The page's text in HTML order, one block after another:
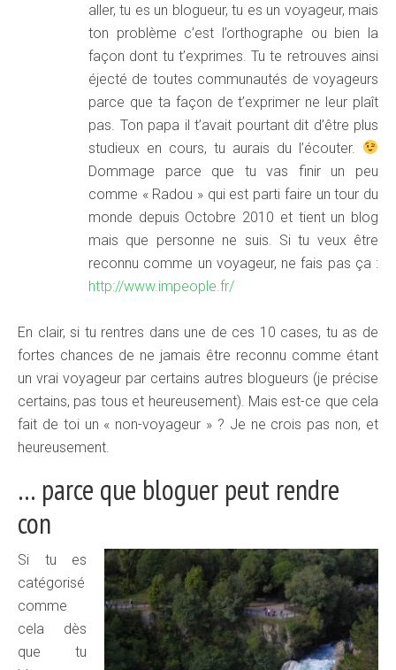
aller, tu es un blogueur, tu es un voyageur, mais
ton problème c’est l’orthographe ou bien la
façon dont tu t’exprimes. Tu te retrouves ainsi
éjecté de toutes communautés de voyageurs
parce que ta façon de t’exprimer ne leur plaît
pas. Ton papa il t’avait pourtant dit d’être plus
studieux en cours, tu aurais du l’écouter.
Dommage parce que tu vas finir un peu
comme « Radou » qui est parti faire un tour du
monde depuis Octobre 2010 et tient un blog
mais que personne ne suis. Si tu veux être
reconnu comme un voyageur, ne fais pas ça :
http://www.impeople.fr/
En clair, si tu rentres dans une de ces 10 cases, tu as de
fortes chances de ne jamais être reconnu comme étant
un vrai voyageur par certains autres blogueurs (je précise
certains, pas tous et heureusement). Mais est-ce que cela
fait de toi un « non-voyageur » ? Je ne crois pas non, et
heureusement.
… parce que bloguer peut rendre
con
Si tu es
catégorisé
comme
cela dès
que tu